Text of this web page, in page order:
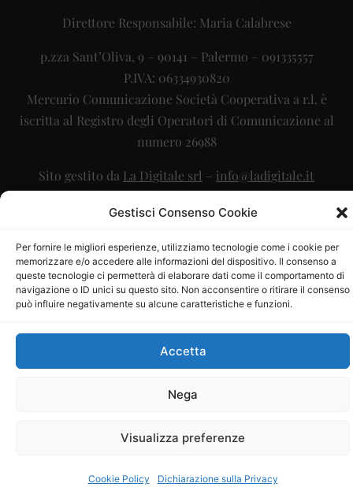
Gestisci Consenso Cookie
Per fornire le migliori esperienze, utilizziamo tecnologie come i cookie per
memorizzare e/o accedere alle informazioni del dispositivo. Il consenso a
queste tecnologie ci permetterà di elaborare dati come il comportamento di
navigazione o ID unici su questo sito. Non acconsentire o ritirare il consenso
può influire negativamente su alcune caratteristiche e funzioni.
Accetta
Nega
Visualizza preferenze
Cookie Policy Dichiarazione sulla Privacy
Direttore Responsabile: Maria Calabrese
p.zza Sant’Oliva, 9 – 90141 – Palermo – 091335557
P.IVA: 06334930820
Mercurio Comunicazione Società Cooperativa a r.l. è
iscritta al Registro degli Operatori di Comunicazione al
numero 26988
Sito gestito da La Digitale srl – info@ladigitale.it